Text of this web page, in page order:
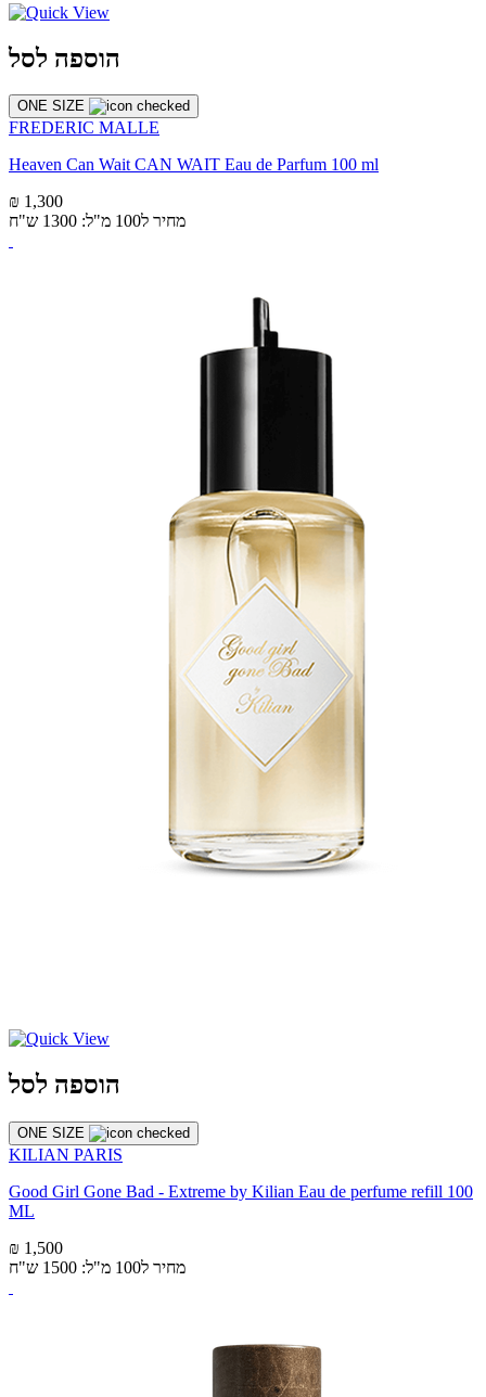
הוספה לסל
ONE SIZE
FREDERIC MALLE
Heaven Can Wait CAN WAIT Eau de Parfum 100 ml
₪ 1,300
מחיר ל100 מ"ל: 1300 ש"ח
הוספה לסל
ONE SIZE
KILIAN PARIS
Good Girl Gone Bad - Extreme by Kilian Eau de perfume refill 100
ML
₪ 1,500
מחיר ל100 מ"ל: 1500 ש"ח